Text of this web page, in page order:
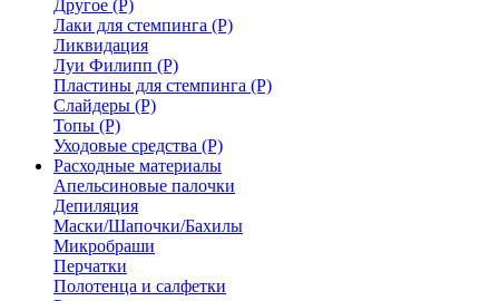
Другое (Р)
Лаки для стемпинга (Р)
Ликвидация
Луи Филипп (Р)
Пластины для стемпинга (Р)
Слайдеры (Р)
Топы (Р)
Уходовые средства (Р)
Расходные материалы
Апельсиновые палочки
Депиляция
Маски/Шапочки/Бахилы
Микробраши
Перчатки
Полотенца и салфетки